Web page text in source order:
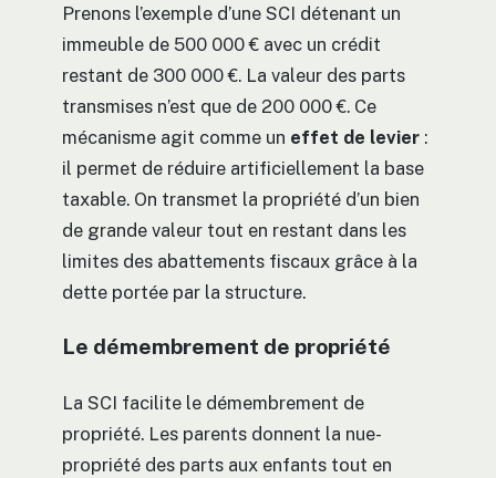
Prenons l’exemple d’une SCI détenant un
immeuble de 500 000 € avec un crédit
restant de 300 000 €. La valeur des parts
transmises n’est que de 200 000 €. Ce
mécanisme agit comme un effet de levier :
il permet de réduire artificiellement la base
taxable. On transmet la propriété d’un bien
de grande valeur tout en restant dans les
limites des abattements fiscaux grâce à la
dette portée par la structure.
Le démembrement de propriété
La SCI facilite le démembrement de
propriété. Les parents donnent la nue-
propriété des parts aux enfants tout en